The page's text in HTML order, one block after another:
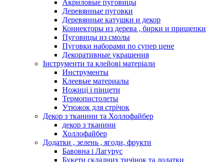
Акриловые пуговицы
Деревянные пуговки
Деревянные катушки и декор
Коннекторы из дерева , бирки и прищепки
Пуговицы из смолы
Пуговки наборами по супер цене
Декоративные украшения
Інструменти та клейові матеріали
Инструменты
Клеевые материалы
Ножиці і пінцети
Термопистолеты
Утюжок для стрічок
Декор з тканини та Холлофайбер
декор з тканини
Холлофайбер
Додатки , зелень , ягоди, фрукти
Бавовна і Лагурус
Букети складних тичінок та додатки